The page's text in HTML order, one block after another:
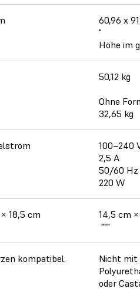
60,96 x
"
Höhe im
50,12 kg
Ohne
32,65 kg
100–240
2,5 A
50/60 Hz
220 W
18,5 cm
14,5 cm
"""
kompatibel.
Nicht mit
oder